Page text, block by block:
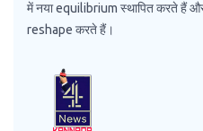
में नया equilibrium स्थापित करते हैं
reshape करते हैं।